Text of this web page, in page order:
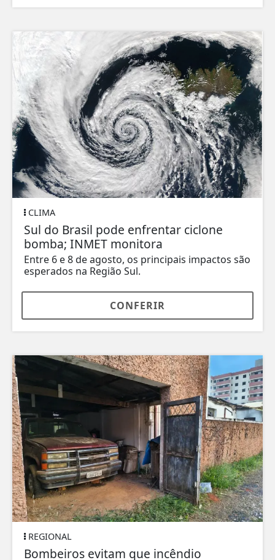
CLIMA
Sul do Brasil pode enfrentar ciclone
bomba; INMET monitora
Entre 6 e 8 de agosto, os principais impactos são
esperados na Região Sul.
CONFERIR
REGIONAL
Bombeiros evitam que incêndio